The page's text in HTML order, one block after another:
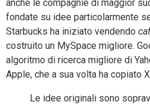
anche le compagnie di maggior
fondate su idee particolarmente
Starbucks ha iniziato vendendo
costruito un MySpace migliore.
algoritmo di ricerca migliore di
Apple, che a sua volta ha copiato
Le idee originali sono